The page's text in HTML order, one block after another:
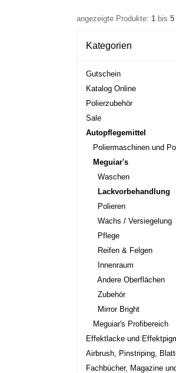
angezeigte Produkte: 1 bis 5
Kategorien
Gutschein
Katalog Online
Polierzubehör
Sale
Autopflegemittel
Poliermaschinen und
Meguiar's
Waschen
Lackvorbehandlung
Polieren
Wachs / Versiegelung
Pflege
Reifen & Felgen
Innenraum
Andere Oberflächen
Zubehör
Mirror Bright
Meguiar's Profibereich
Effektlacke und
Airbrush, Pinstriping,
Fachbücher, Magazine